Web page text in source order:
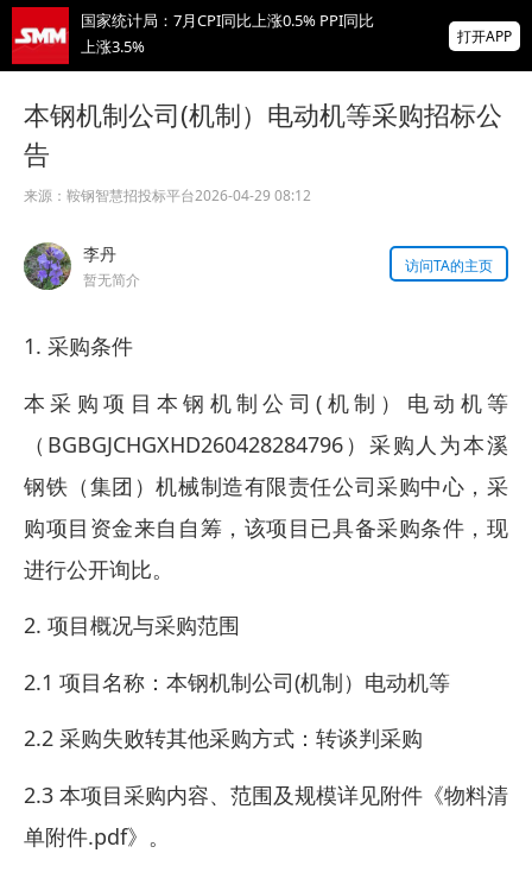
国家统计局：7月CPI同比上涨0.5% PPI同比
上涨3.5%
涨跌互现 贵金属周线大反攻【隔夜行情】
寻锌行业破局发展新机遇
为有色行业打造的神器
打开APP
本钢机制公司(机制）电动机等采购招标公
告
来源： 鞍钢智慧招投标平台2026-04-29 08:12
李丹
暂无简介
访问TA的主页
1. 采购条件
本采购项目本钢机制公司(机制）电动机等
（BGBGJCHGXHD260428284796）采购人为本溪
钢铁（集团）机械制造有限责任公司采购中心，采
购项目资金来自自筹，该项目已具备采购条件，现
进行公开询比。
2. 项目概况与采购范围
2.1 项目名称：本钢机制公司(机制）电动机等
2.2 采购失败转其他采购方式：转谈判采购
2.3 本项目采购内容、范围及规模详见附件《物料清
单附件.pdf》。